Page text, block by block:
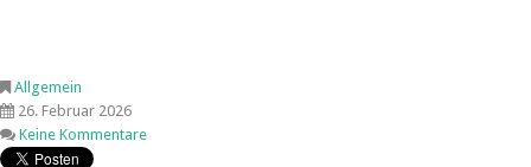
Allgemein
26. Februar 2026
Keine Kommentare